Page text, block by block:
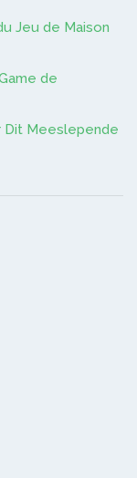
Jeu de Maison
de
Dit Meeslepende